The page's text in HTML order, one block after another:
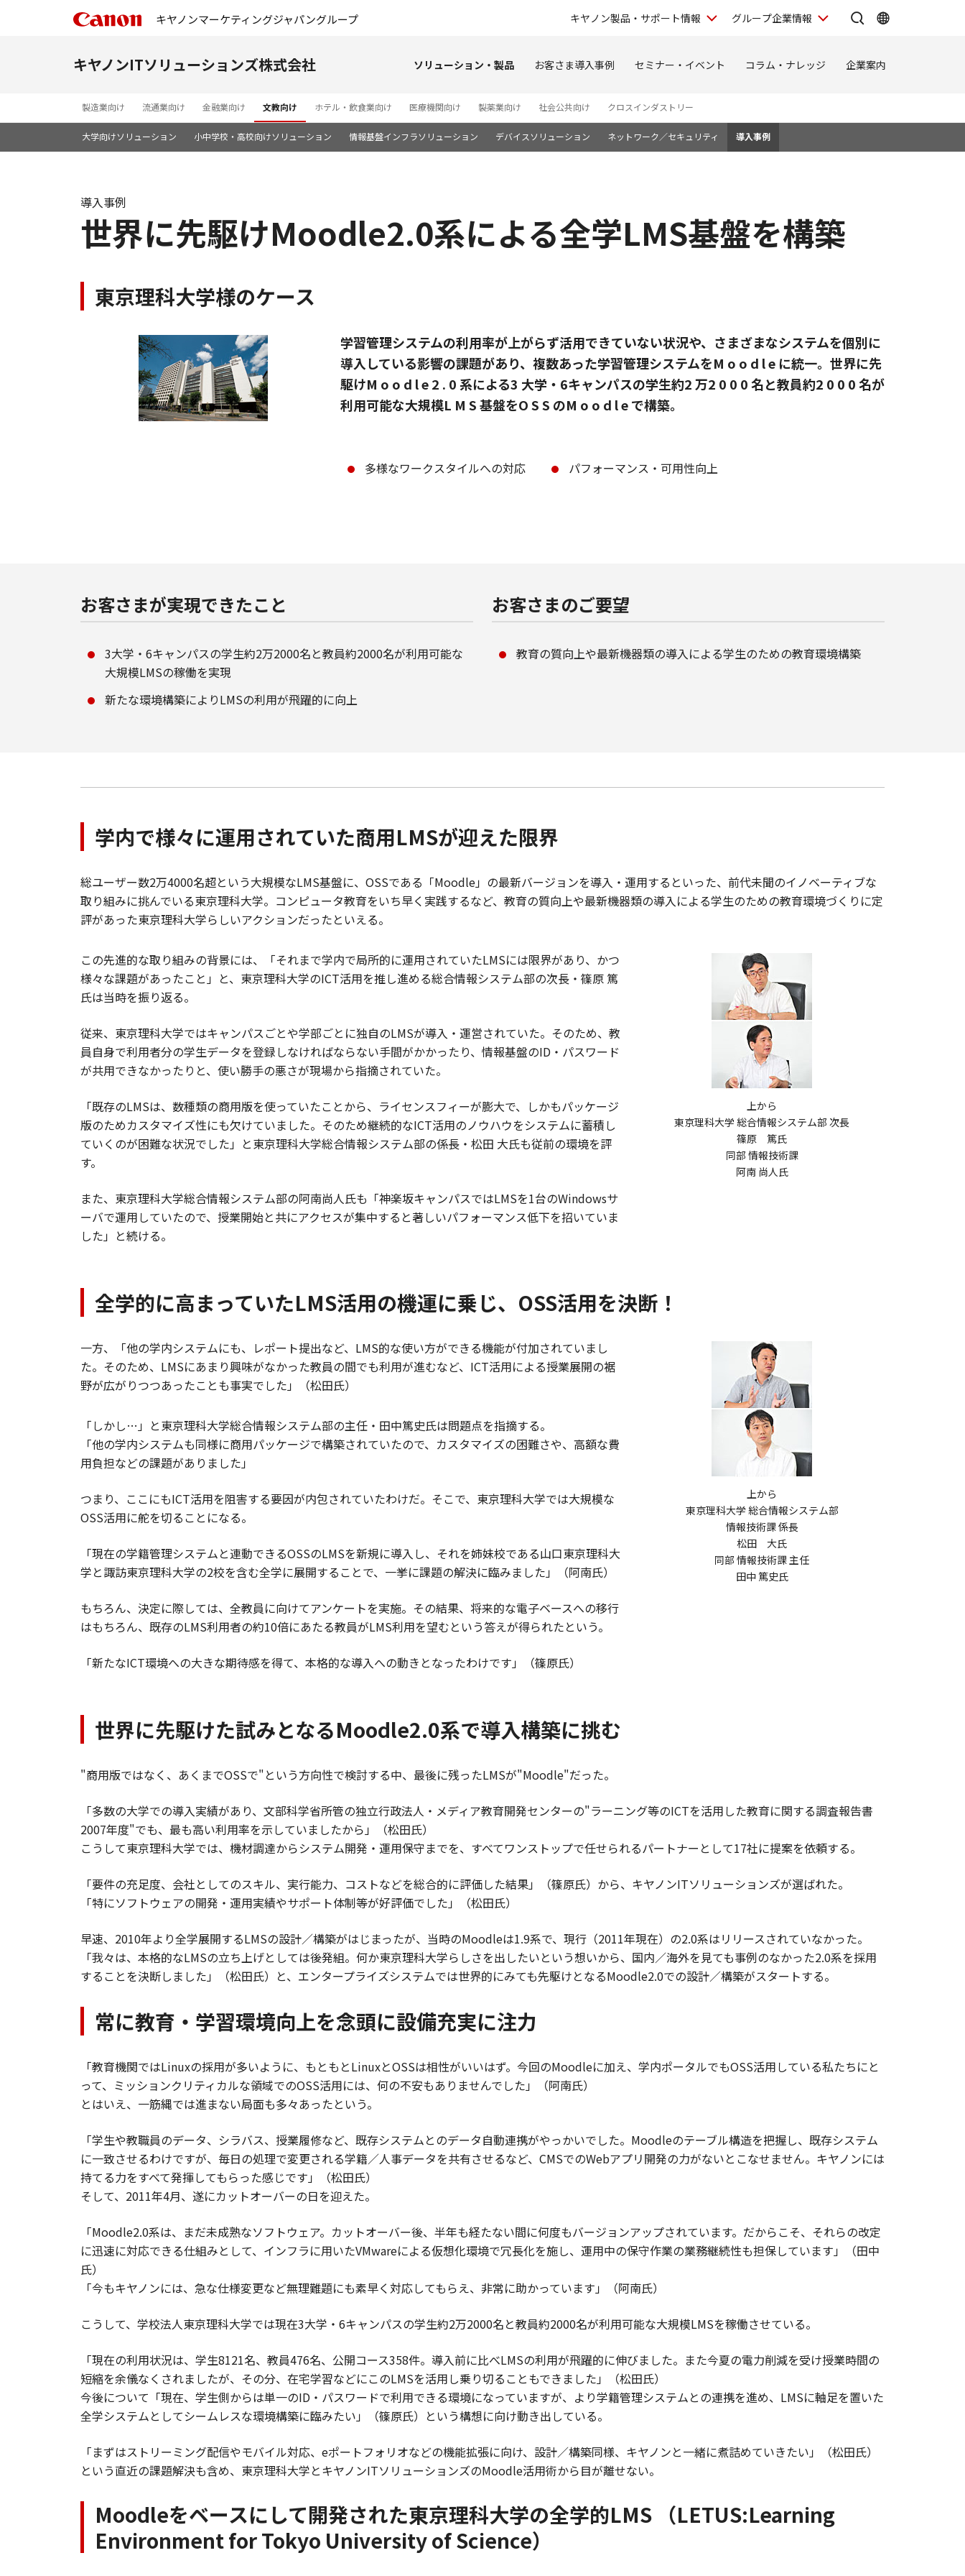
キヤノンマーケティングジャパングループ キヤノン製品・サポート情報 グループ企業情報
キヤノンITソリューションズ株式会社 ソリューション・製品 お客さま導入事例 セミナー・イベント コラム・ナレッジ 企業案内
製造業向け 流通業向け 金融業向け 文教向け ホテル・飲食業向け 医療機関向け 製薬業向け 社会公共向け クロスインダストリー
大学向けソリューション 小中学校・高校向けソリューション 情報基盤インフラソリューション デバイスソリューション ネットワーク／セキュリティ 導入事例
世界に先駆けMoodle2.0系による全学LMS基盤を構築
導入事例
東京理科大学様のケース
学習管理システムの利用率が上がらず活用できていない状況や、さまざまなシステムを個別に
導入している影響の課題があり、複数あった学習管理システムをM o o d l e に統一。世界に先
駆けM o o d l e 2 . 0 系による3 大学・6キャンパスの学生約2 万2 0 0 0 名と教員約2 0 0 0 名が
利用可能な大規模L M S 基盤をO S S のM o o d l e で構築。
多様なワークスタイルへの対応 パフォーマンス・可用性向上
お客さまが実現できたこと
3大学・6キャンパスの学生約2万2000名と教員約2000名が利用可能な
大規模LMSの稼働を実現
新たな環境構築によりLMSの利用が飛躍的に向上
お客さまのご要望
教育の質向上や最新機器類の導入による学生のための教育環境構築
学内で様々に運用されていた商用LMSが迎えた限界
総ユーザー数2万4000名超という大規模なLMS基盤に、OSSである「Moodle」の最新バージョンを導入・運用するといった、前代未聞のイノベーティブな
取り組みに挑んでいる東京理科大学。コンピュータ教育をいち早く実践するなど、教育の質向上や最新機器類の導入による学生のための教育環境づくりに定
評があった東京理科大学らしいアクションだったといえる。
上から
東京理科大学 総合情報システム部 次長
篠原 篤氏
同部 情報技術課
阿南 尚人氏
この先進的な取り組みの背景には、「それまで学内で局所的に運用されていたLMSには限界があり、かつ
様々な課題があったこと」と、東京理科大学のICT活用を推し進める総合情報システム部の次長・篠原 篤
氏は当時を振り返る。
従来、東京理科大学ではキャンパスごとや学部ごとに独自のLMSが導入・運営されていた。そのため、教
員自身で利用者分の学生データを登録しなければならない手間がかかったり、情報基盤のID・パスワード
が共用できなかったりと、使い勝手の悪さが現場から指摘されていた。
「既存のLMSは、数種類の商用版を使っていたことから、ライセンスフィーが膨大で、しかもパッケージ
版のためカスタマイズ性にも欠けていました。そのため継続的なICT活用のノウハウをシステムに蓄積し
ていくのが困難な状況でした」と東京理科大学総合情報システム部の係長・松田 大氏も従前の環境を評
す。
また、東京理科大学総合情報システム部の阿南尚人氏も「神楽坂キャンパスではLMSを1台のWindowsサ
ーバで運用していたので、授業開始と共にアクセスが集中すると著しいパフォーマンス低下を招いていま
した」と続ける。
全学的に高まっていたLMS活用の機運に乗じ、OSS活用を決断！
上から
東京理科大学 総合情報システム部
情報技術課 係長
松田 大氏
同部 情報技術課 主任
田中 篤史氏
一方、「他の学内システムにも、レポート提出など、LMS的な使い方ができる機能が付加されていまし
た。そのため、LMSにあまり興味がなかった教員の間でも利用が進むなど、ICT活用による授業展開の裾
野が広がりつつあったことも事実でした」（松田氏）
「しかし…」と東京理科大学総合情報システム部の主任・田中篤史氏は問題点を指摘する。
「他の学内システムも同様に商用パッケージで構築されていたので、カスタマイズの困難さや、高額な費
用負担などの課題がありました」
つまり、ここにもICT活用を阻害する要因が内包されていたわけだ。そこで、東京理科大学では大規模な
OSS活用に舵を切ることになる。
「現在の学籍管理システムと連動できるOSSのLMSを新規に導入し、それを姉妹校である山口東京理科大
学と諏訪東京理科大学の2校を含む全学に展開することで、一挙に課題の解決に臨みました」（阿南氏）
もちろん、決定に際しては、全教員に向けてアンケートを実施。その結果、将来的な電子ベースへの移行
はもちろん、既存のLMS利用者の約10倍にあたる教員がLMS利用を望むという答えが得られたという。
「新たなICT環境への大きな期待感を得て、本格的な導入への動きとなったわけです」（篠原氏）
世界に先駆けた試みとなるMoodle2.0系で導入構築に挑む
"商用版ではなく、あくまでOSSで"という方向性で検討する中、最後に残ったLMSが"Moodle"だった。
「多数の大学での導入実績があり、文部科学省所管の独立行政法人・メディア教育開発センターの"ラーニング等のICTを活用した教育に関する調査報告書
2007年度"でも、最も高い利用率を示していましたから」（松田氏）
こうして東京理科大学では、機材調達からシステム開発・運用保守までを、すべてワンストップで任せられるパートナーとして17社に提案を依頼する。
「要件の充足度、会社としてのスキル、実行能力、コストなどを総合的に評価した結果」（篠原氏）から、キヤノンITソリューションズが選ばれた。
「特にソフトウェアの開発・運用実績やサポート体制等が好評価でした」（松田氏）
早速、2010年より全学展開するLMSの設計／構築がはじまったが、当時のMoodleは1.9系で、現行（2011年現在）の2.0系はリリースされていなかった。
「我々は、本格的なLMSの立ち上げとしては後発組。何か東京理科大学らしさを出したいという想いから、国内／海外を見ても事例のなかった2.0系を採用
することを決断しました」（松田氏）と、エンタープライズシステムでは世界的にみても先駆けとなるMoodle2.0での設計／構築がスタートする。
常に教育・学習環境向上を念頭に設備充実に注力
「教育機関ではLinuxの採用が多いように、もともとLinuxとOSSは相性がいいはず。今回のMoodleに加え、学内ポータルでもOSS活用している私たちにと
って、ミッションクリティカルな領域でのOSS活用には、何の不安もありませんでした」（阿南氏）
とはいえ、一筋縄では進まない局面も多々あったという。
「学生や教職員のデータ、シラバス、授業履修など、既存システムとのデータ自動連携がやっかいでした。Moodleのテーブル構造を把握し、既存システム
に一致させるわけですが、毎日の処理で変更される学籍／人事データを共有させるなど、CMSでのWebアプリ開発の力がないとこなせません。キヤノンには
持てる力をすべて発揮してもらった感じです」（松田氏）
そして、2011年4月、遂にカットオーバーの日を迎えた。
「Moodle2.0系は、まだ未成熟なソフトウェア。カットオーバー後、半年も経たない間に何度もバージョンアップされています。だからこそ、それらの改定
に迅速に対応できる仕組みとして、インフラに用いたVMwareによる仮想化環境で冗長化を施し、運用中の保守作業の業務継続性も担保しています」（田中
氏）
「今もキヤノンには、急な仕様変更など無理難題にも素早く対応してもらえ、非常に助かっています」（阿南氏）
こうして、学校法人東京理科大学では現在3大学・6キャンパスの学生約2万2000名と教員約2000名が利用可能な大規模LMSを稼働させている。
「現在の利用状況は、学生8121名、教員476名、公開コース358件。導入前に比べLMSの利用が飛躍的に伸びました。また今夏の電力削減を受け授業時間の
短縮を余儀なくされましたが、その分、在宅学習などにこのLMSを活用し乗り切ることもできました」（松田氏）
今後について「現在、学生側からは単一のID・パスワードで利用できる環境になっていますが、より学籍管理システムとの連携を進め、LMSに軸足を置いた
全学システムとしてシームレスな環境構築に臨みたい」（篠原氏）という構想に向け動き出している。
「まずはストリーミング配信やモバイル対応、eポートフォリオなどの機能拡張に向け、設計／構築同様、キヤノンと一緒に煮詰めていきたい」（松田氏）
という直近の課題解決も含め、東京理科大学とキヤノンITソリューションズのMoodle活用術から目が離せない。
Moodleをベースにして開発された東京理科大学の全学的LMS （LETUS:Learning
Environment for Tokyo University of Science）